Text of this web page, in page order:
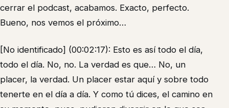
cerrar el podcast, acabamos. Exacto, perfecto.
Bueno, nos vemos el próximo…
[No identificado] (00:02:17): Esto es así todo el día,
todo el día. No, no. La verdad es que… No, un
placer, la verdad. Un placer estar aquí y sobre todo
tenerte en el día a día. Y como tú dices, el camino en